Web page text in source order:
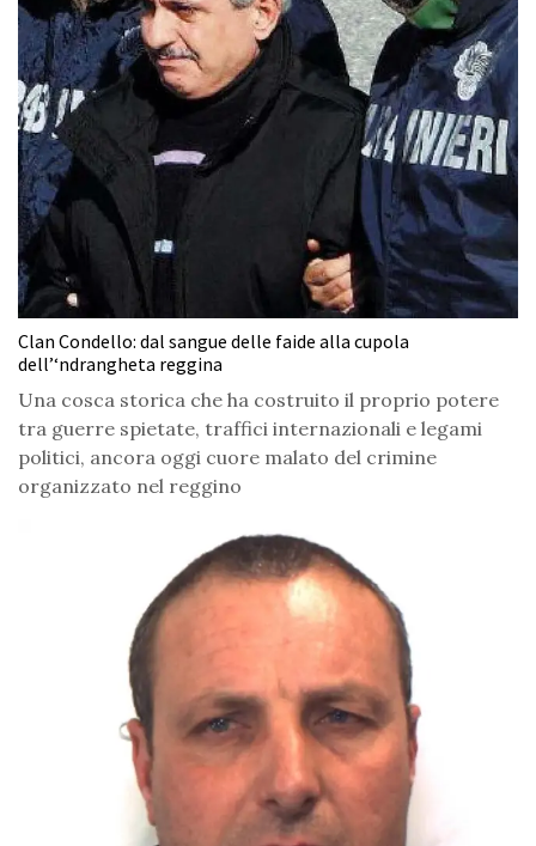
Clan Condello: dal sangue delle faide alla cupola
dell’‘ndrangheta reggina
Una cosca storica che ha costruito il proprio potere
tra guerre spietate, traffici internazionali e legami
politici, ancora oggi cuore malato del crimine
organizzato nel reggino